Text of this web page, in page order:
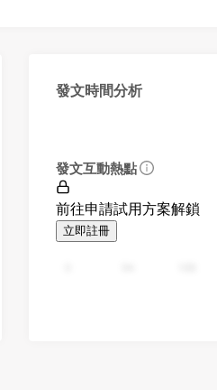
發文時間分析
發文互動熱點
前往申請試用方案解鎖
立即註冊